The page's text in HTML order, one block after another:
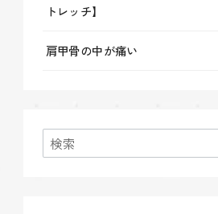
トレッチ】
肩甲骨の中が痛い